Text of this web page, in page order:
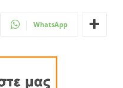
WhatsApp